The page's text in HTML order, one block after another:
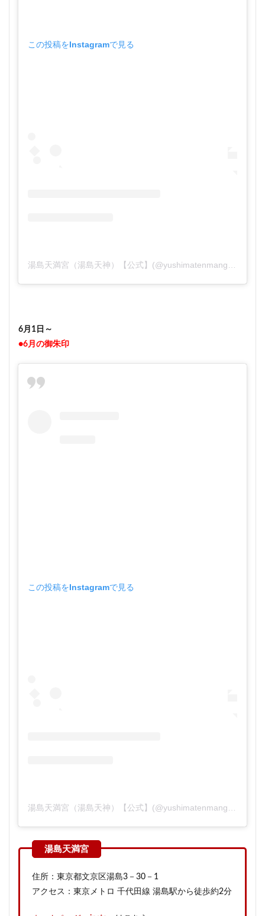
この投稿をInstagramで見る
6月1日～
●6月の御朱印
この投稿をInstagramで見る
住所：東京都文京区湯島3－30－1
アクセス：東京メトロ 千代田線 湯島駅から徒歩約2分